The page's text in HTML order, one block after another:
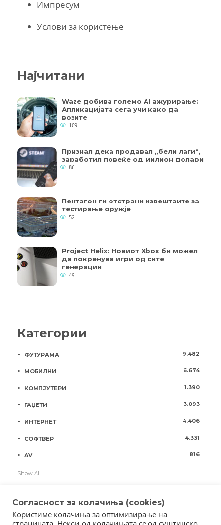
Импресум
Услови за користење
Најчитани
Waze добива големо AI ажурирање:
Апликацијата сега учи како да
возите
109
Признал дека продавал „бели лаги“,
заработил повеќе од милион долари
86
Пентагон ги отстрани извештаите за
тестирање оружје
52
Project Helix: Новиот Xbox би можел
да покренува игри од сите
генерации
49
Категории
ФУТУРАМА 9.482
МОБИЛНИ 6.674
КОМПЈУТЕРИ 1.390
ГАЏЕТИ 3.093
ИНТЕРНЕТ 4.406
СОФТВЕР 4.331
AV 816
Show All
Согласност за колачиња (cookies)
Користиме колачиња за оптимизирање на
страницата. Некои од колачињата се од суштинско